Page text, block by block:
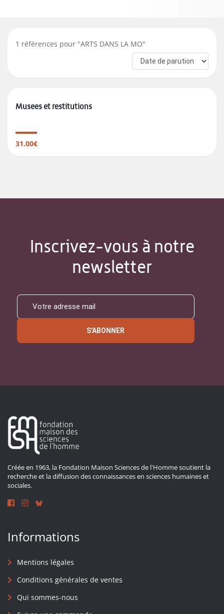
1 références pour "ARTS DANS LA MO"
Musees et restitutions
31.00€
Inscrivez-vous à notre
newsletter
S'ABONNER
Créée en 1963, la Fondation Maison Sciences de l'Homme soutient la
recherche et la diffusion des connaissances en sciences humaines et
sociales.
Informations
Mentions légales
Conditions générales de ventes
Qui sommes-nous